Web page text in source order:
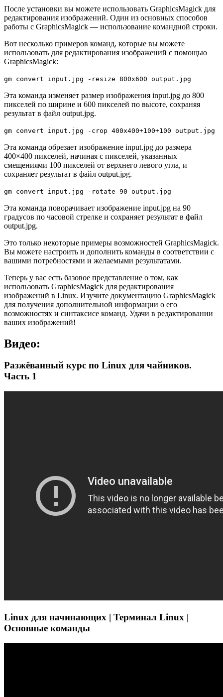
После установки вы можете использовать GraphicsMagick для
редактирования изображений. Один из основных способов
работы с GraphicsMagick — использование командной строки.
Вот несколько примеров команд, которые вы можете
использовать для редактирования изображений с помощью
GraphicsMagick:
gm convert input.jpg -resize 800x600 output.jpg
Эта команда изменяет размер изображения input.jpg до 800
пикселей по ширине и 600 пикселей по высоте, сохраняя
результат в файл output.jpg.
gm convert input.jpg -crop 400x400+100+100 output.jpg
Эта команда обрезает изображение input.jpg до размера
400×400 пикселей, начиная с пикселей, указанных
смещениями 100 пикселей от верхнего левого угла, и
сохраняет результат в файл output.jpg.
gm convert input.jpg -rotate 90 output.jpg
Эта команда поворачивает изображение input.jpg на 90
градусов по часовой стрелке и сохраняет результат в файл
output.jpg.
Это только некоторые примеры возможностей GraphicsMagick.
Вы можете настроить и дополнить команды в соответствии с
вашими потребностями и желаемыми результатами.
Теперь у вас есть базовое представление о том, как
использовать GraphicsMagick для редактирования
изображений в Linux. Изучите документацию GraphicsMagick
для получения дополнительной информации о его
возможностях и синтаксисе команд. Удачи в редактировании
ваших изображений!
Видео:
Разжёванный курс по Linux для чайников.
Часть 1
Linux для начинающих | Терминал Linux |
Основные команды